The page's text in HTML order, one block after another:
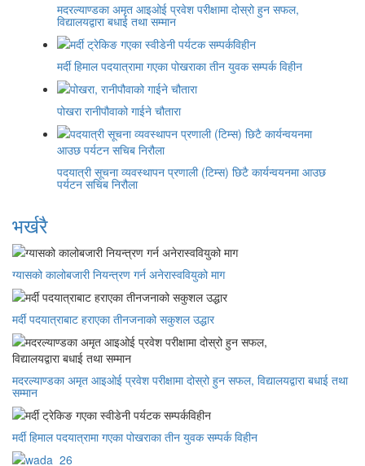
मदरल्याण्डका अमृत आइओई प्रवेश परीक्षामा दोस्रो हुन सफल,
विद्यालयद्वारा बधाई तथा सम्मान
मर्दी हिमाल पदयात्रामा गएका पोखराका तीन युवक सम्पर्क विहीन
पोखरा रानीपौवाको गाईने चौतारा
पदयात्री सूचना व्यवस्थापन प्रणाली (टिम्स) छिटै कार्यन्वयनमा आउछ
पर्यटन सचिब निरौला
भर्खरै
ग्यासको कालोबजारी नियन्त्रण गर्न अनेरास्ववियुको माग
मर्दी पदयात्राबाट हराएका तीनजनाको सकुशल उद्धार
मदरल्याण्डका अमृत आइओई प्रवेश परीक्षामा दोस्रो हुन सफल, विद्यालयद्वारा बधाई तथा
सम्मान
मर्दी हिमाल पदयात्रामा गएका पोखराका तीन युवक सम्पर्क विहीन